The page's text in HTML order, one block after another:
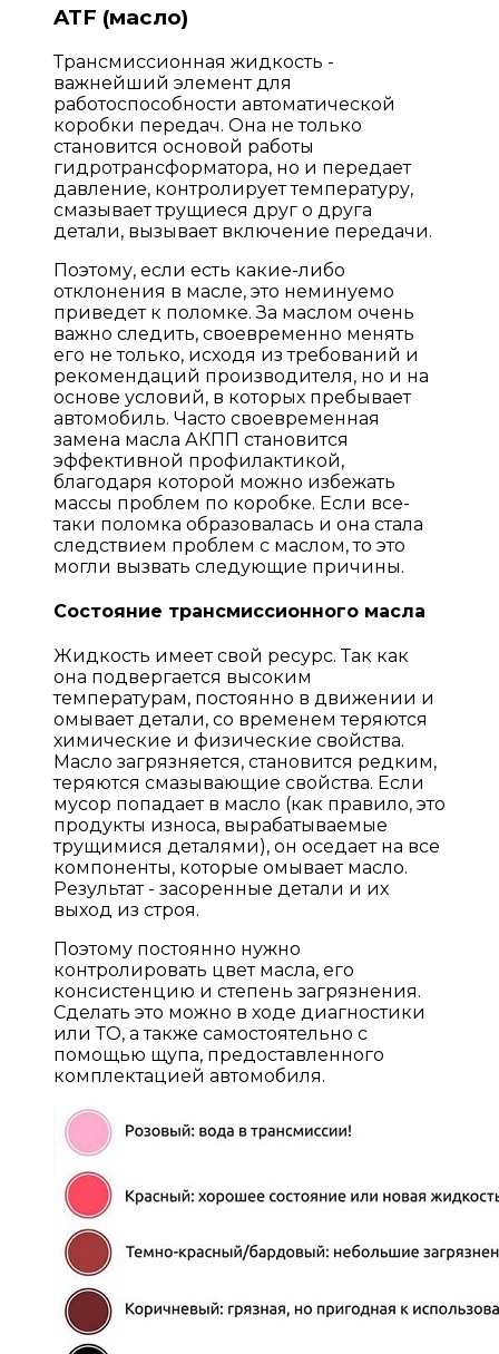
ATF (масло)
Трансмиссионная жидкость -
важнейший элемент для
работоспособности автоматической
коробки передач. Она не только
становится основой работы
гидротрансформатора, но и передает
давление, контролирует температуру,
смазывает трущиеся друг о друга
детали, вызывает включение передачи.
Поэтому, если есть какие-либо
отклонения в масле, это неминуемо
приведет к поломке. За маслом очень
важно следить, своевременно менять
его не только, исходя из требований и
рекомендаций производителя, но и на
основе условий, в которых пребывает
автомобиль. Часто своевременная
замена масла АКПП становится
эффективной профилактикой,
благодаря которой можно избежать
массы проблем по коробке. Если все-
таки поломка образовалась и она стала
следствием проблем с маслом, то это
могли вызвать следующие причины.
Состояние трансмиссионного масла
Жидкость имеет свой ресурс. Так как
она подвергается высоким
температурам, постоянно в движении и
омывает детали, со временем теряются
химические и физические свойства.
Масло загрязняется, становится редким,
теряются смазывающие свойства. Если
мусор попадает в масло (как правило, это
продукты износа, вырабатываемые
трущимися деталями), он оседает на все
компоненты, которые омывает масло.
Результат - засоренные детали и их
выход из строя.
Поэтому постоянно нужно
контролировать цвет масла, его
консистенцию и степень загрязнения.
Сделать это можно в ходе диагностики
или ТО, а также самостоятельно с
помощью щупа, предоставленного
комплектацией автомобиля.